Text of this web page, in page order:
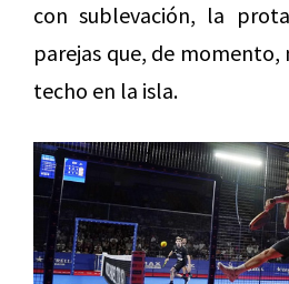
con sublevación, la
parejas que, de
techo en la isla.